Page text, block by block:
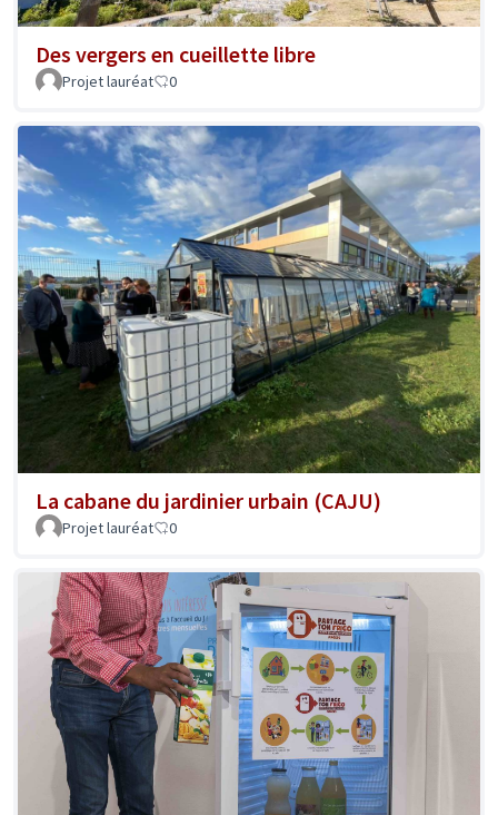
Des vergers en cueillette libre
Projet lauréat 0
La cabane du jardinier urbain (CAJU)
Projet lauréat 0